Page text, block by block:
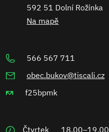
592 51 Dolní Rožínka
Na mapě
566 567 711
obec.bukov@tiscali.cz
f25bpmk
Čtvrtek 18.00–19.00